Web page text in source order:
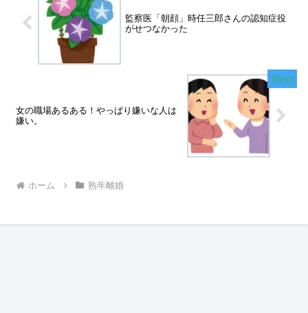
監察医「朝顔」時任三郎さんの認知症役
がせつなかった
女の職場あるある！やっぱり嫌いな人は
嫌い。
ホーム 熟年離婚